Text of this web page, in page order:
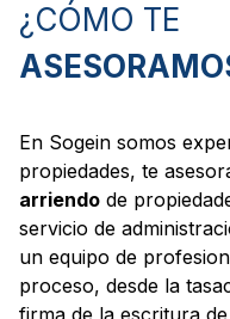
¿CÓMO TE
En Sogein somos
propiedades, te
arriendo de
servicio de
un equipo de
proceso, desde la
firma de la escritura